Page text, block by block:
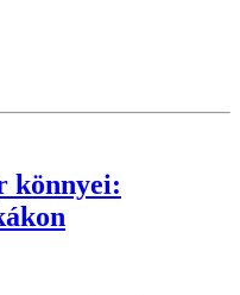
könnyei: